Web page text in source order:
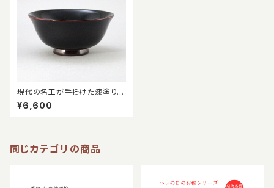
現代の名工が手掛けた漆塗りの
飯椀
¥6,600
同じカテゴリの商品